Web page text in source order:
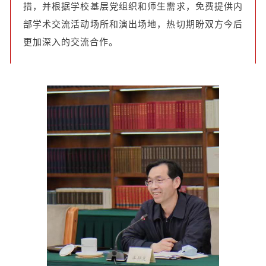
措，并根据学校基层党组织和师生需求，免费提供内
部学术交流活动场所和演出场地，热切期盼双方今后
更加深入的交流合作。